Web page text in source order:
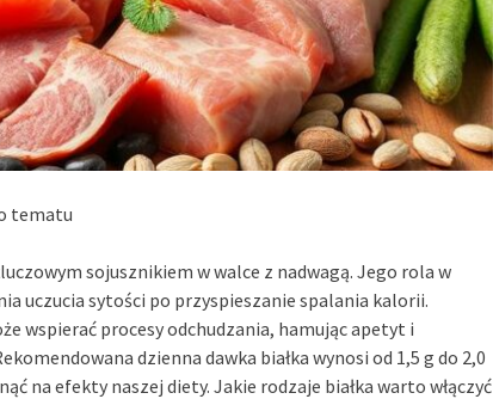
tematu
sojusznikiem w walce z nadwagą. Jego rola w
uczucia sytości po przyspieszanie spalania kalorii.
wspierać procesy odchudzania, hamując apetyt i
dzienna dawka białka wynosi od 1,5 g do 2,0
na efekty naszej diety. Jakie rodzaje białka warto włączyć